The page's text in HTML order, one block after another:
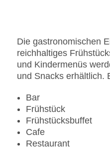
Die gastronomischen
reichhaltiges
und Kindermenüs
und Snacks erhältlich.
Bar
Frühstück
Frühstücksbuffet
Cafe
Restaurant